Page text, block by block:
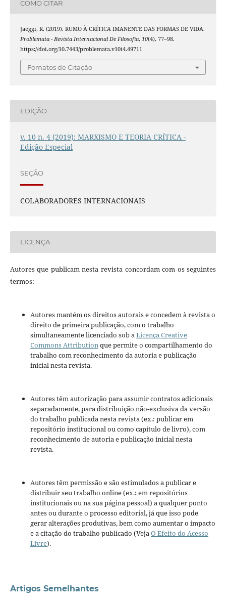
COMO CITAR
Jaeggi, R. (2019). RUMO À CRÍTICA IMANENTE DAS FORMAS DE VIDA.
Problemata - Revista Internacional De Filosofia, 10(4), 77–98.
https://doi.org/10.7443/problemata.v10i4.49711
Fomatos de Citação
EDIÇÃO
v. 10 n. 4 (2019): MARXISMO E TEORIA CRÍTICA -
Edição Especial
SEÇÃO
COLABORADORES INTERNACIONAIS
LICENÇA
Autores que publicam nesta revista concordam com os seguintes
termos:
Autores mantém os direitos autorais e concedem à revista o
direito de primeira publicação, com o trabalho
simultaneamente licenciado sob aLicença Creative
Commons Attributionque permite o compartilhamento do
trabalho com reconhecimento da autoria e publicação
inicial nesta revista.
Autores têm autorização para assumir contratos adicionais
separadamente, para distribuição não-exclusiva da versão
do trabalho publicada nesta revista (ex.: publicar em
repositório institucional ou como capítulo de livro), com
reconhecimento de autoria e publicação inicial nesta
revista.
Autores têm permissão e são estimulados a publicar e
distribuir seu trabalho online (ex.: em repositórios
institucionais ou na sua página pessoal) a qualquer ponto
antes ou durante o processo editorial, já que isso pode
gerar alterações produtivas, bem como aumentar o impacto
e a citação do trabalho publicado (VejaO Efeito do Acesso
Livre).
Artigos Semelhantes